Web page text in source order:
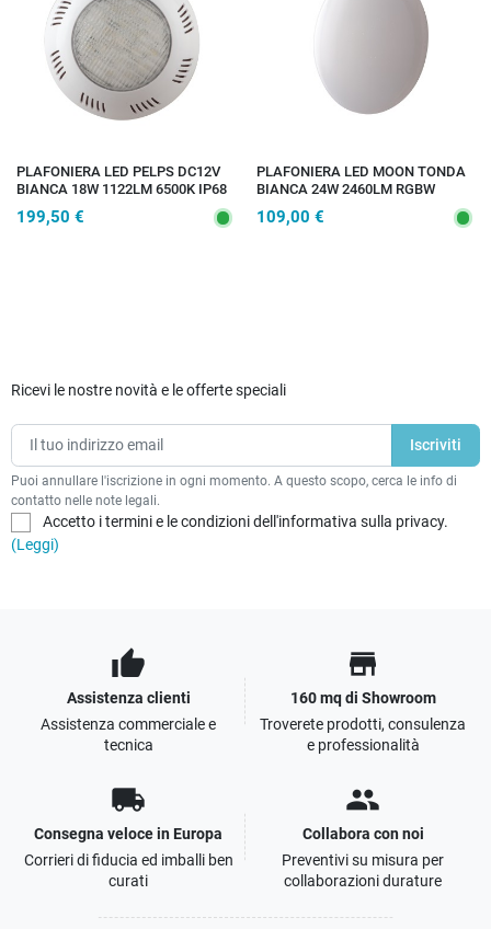
PLAFONIERA LED PELPS DC12V
BIANCA 18W 1122LM 6500K IP68
199,50 €
PLAFONIERA LED MOON TONDA
BIANCA 24W 2460LM RGBW
38,5X38,5X10CM
109,00 €
Ricevi le nostre novità e le offerte speciali
Puoi annullare l'iscrizione in ogni momento. A questo scopo, cerca le info di
contatto nelle note legali.
Accetto i termini e le condizioni dell'informativa sulla privacy.
(Leggi)
thumb_up
Assistenza clienti
Assistenza commerciale e
tecnica
store
160 mq di Showroom
Troverete prodotti, consulenza
e professionalità
local_shipping
Consegna veloce in Europa
Corrieri di fiducia ed imballi ben
curati
people
Collabora con noi
Preventivi su misura per
collaborazioni durature